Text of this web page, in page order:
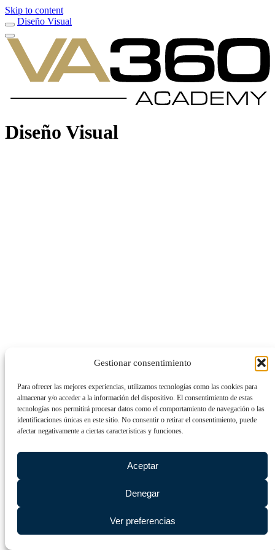
Gestionar consentimiento
Para ofrecer las mejores experiencias, utilizamos tecnologías como las cookies para
almacenar y/o acceder a la información del dispositivo. El consentimiento de estas
tecnologías nos permitirá procesar datos como el comportamiento de navegación o las
identificaciones únicas en este sitio. No consentir o retirar el consentimiento, puede
afectar negativamente a ciertas características y funciones.
Aceptar
Denegar
Ver preferencias
Skip to content
Diseño Visual
Diseño Visual